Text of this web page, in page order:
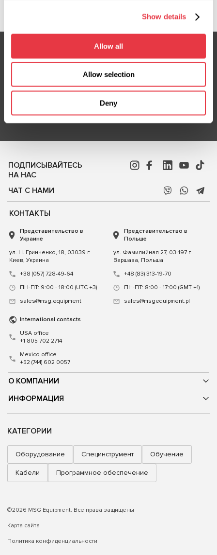
Show details
Allow all
Allow selection
Deny
Подпишитесь на нашу рассылку
Не пропустите эксклюзивные предложения и скидки
ПОДПИСЫВАЙТЕСЬ
НА НАС
ЧАТ С НАМИ
О КОМПАНИИ
ИНФОРМАЦИЯ
КОНТАКТЫ
Представительство в
Украине
ул. Н. Гринченко, 18, 03039 г.
Киев, Украина
+38 (057) 728-49-64
ПН-ПТ: 9:00 - 18:00 (UTC +3)
sales@msg.equipment
Представительство в
Польше
ул. Фамилийная 27, 03-197 г.
Варшава, Польша
+48 (83) 313-19-70
ПН-ПТ: 8:00 - 17:00 (GMT +1)
sales@msgequipment.pl
International contacts
USA office
+1 805 702 2714
Mexico office
+52 (744) 602 0057
КАТЕГОРИИ
Оборудование Специнструмент Обучение
Кабели Программное обеспечение
©2026 MSG Equipment. Все права защищены
Карта сайта
Политика конфиденциальности